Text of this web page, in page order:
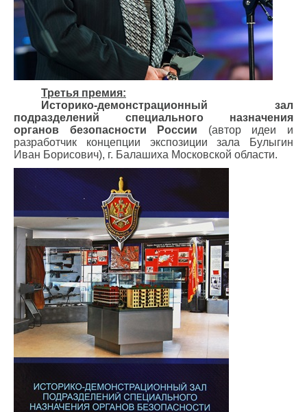
Третья премия:
Историко-демонстрационный зал
подразделений специального назначения
органов безопасности России (автор идеи и
разработчик концепции экспозиции зала Булыгин
Иван Борисович), г. Балашиха Московской области.